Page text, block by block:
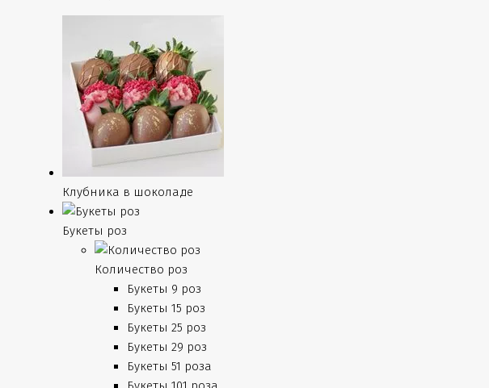
Клубника в шоколаде
Букеты роз
Количество роз
Букеты 9 роз
Букеты 15 роз
Букеты 25 роз
Букеты 29 роз
Букеты 51 роза